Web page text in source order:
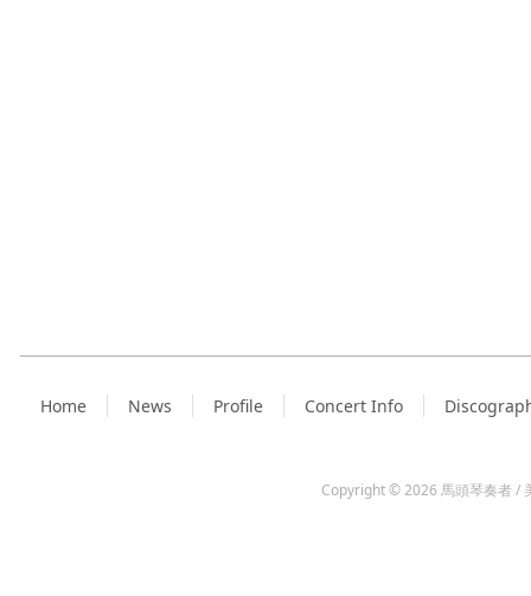
Home News Profile Concert Info
Copyright © 2026 馬頭琴奏者 /